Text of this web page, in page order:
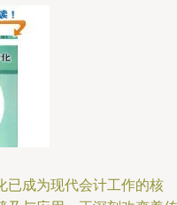
已成为现代会计工作的核